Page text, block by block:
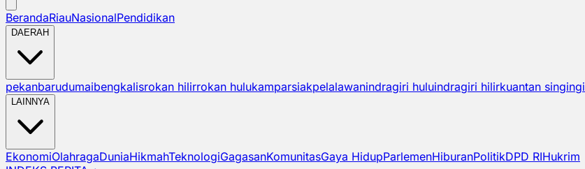
BerandaRiauNasionalPendidikan
DAERAH
pekanbarudumaibengkalisrokan hilirrokan hulukamparsiakpelalawanindragiri huluindragiri hilirkuantan singingi
LAINNYA
EkonomiOlahragaDuniaHikmahTeknologiGagasanKomunitasGaya HidupParlemenHiburanPolitikDPD RIHukrim